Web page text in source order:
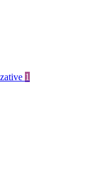
1